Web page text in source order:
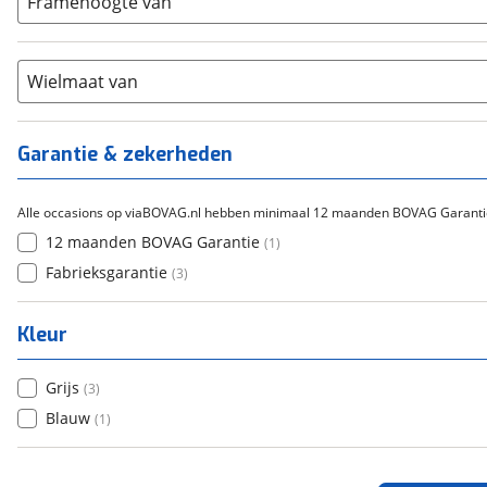
Cortina (0)
Flyer (0)
Overig ( 0)
21+
Chroom-molybdeen (0)
Scandium
Staal (0 )
Tica
Wielmaat van
Garantie & zekerheden
Alle occasions op viaBOVAG.nl hebben minimaal 12 maanden BOVAG
12 maanden BOVAG Garantie (1)
Fabrieksgarantie (3)
Kleur
Grijs (3)
Blauw (1)